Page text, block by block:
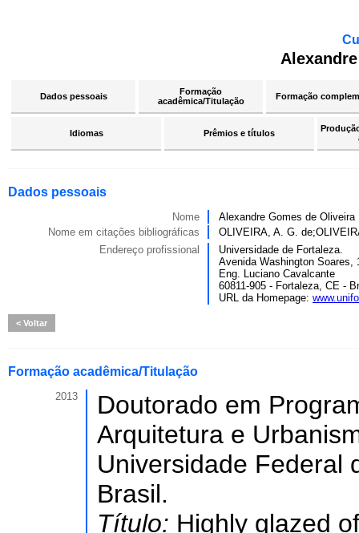
Dados pessoais
Formação
acadêmica/Titulação
Formação
Idiomas Prêmios e títulos
Dados pessoais
Nome
Alexandre Gomes de Oliveira
Nome em citações bibliográficas
OLIVEIRA, A. G.
Endereço profissional
Universidade de Fortaleza.
Avenida Washington Soares,
Eng. Luciano Cavalcante
60811-905 - Fortaleza, CE -
URL da Homepage:
Voltar
Formação acadêmica/Titulação
2013
Doutorado em
Arquitetura e
Universidade Federal
Brasil.
Título: Highly glazed